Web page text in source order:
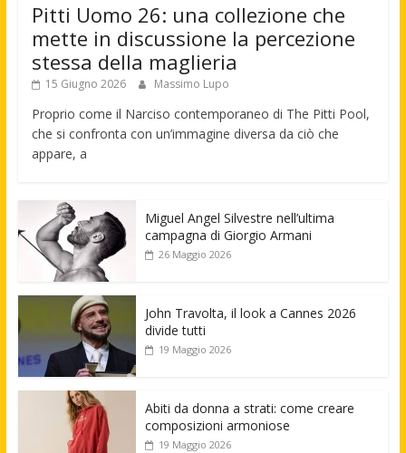
Pitti Uomo 26: una collezione che
mette in discussione la percezione
stessa della maglieria
15 Giugno 2026 Massimo Lupo
Proprio come il Narciso contemporaneo di The Pitti Pool,
che si confronta con un’immagine diversa da ciò che
appare, a
Miguel Angel Silvestre nell’ultima
campagna di Giorgio Armani
26 Maggio 2026
John Travolta, il look a Cannes 2026
divide tutti
19 Maggio 2026
Abiti da donna a strati: come creare
composizioni armoniose
19 Maggio 2026